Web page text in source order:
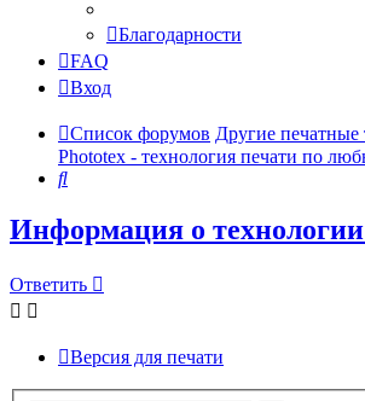
Благодарности
FAQ
Вход
Список форумов Другие печатные
Phototex - технология печати по
Поиск
Информация о
Ответить
Версия для печати